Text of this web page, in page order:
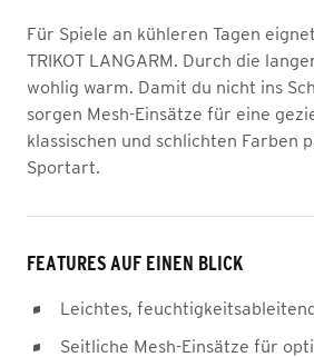
Für Spiele an kühleren Tagen
TRIKOT LANGARM. Durch die
wohlig warm. Damit du nicht ins
sorgen Mesh-Einsätze für eine
klassischen und schlichten Farben
Sportart.
FEATURES AUF EINEN BLICK
Leichtes,
Seitliche Mesh-Einsätze für